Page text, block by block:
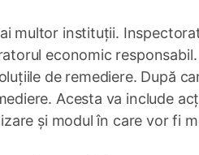
multor instituții.
economic
de remediere. După
Acesta va include
și modul în care vor fi